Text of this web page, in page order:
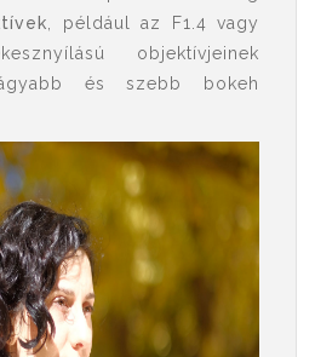
, például az F1.4 vagy
objektívjeinek
és szebb bokeh